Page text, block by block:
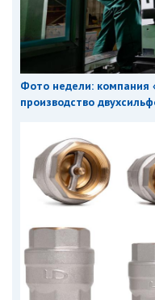
Фото недели: компания
производство